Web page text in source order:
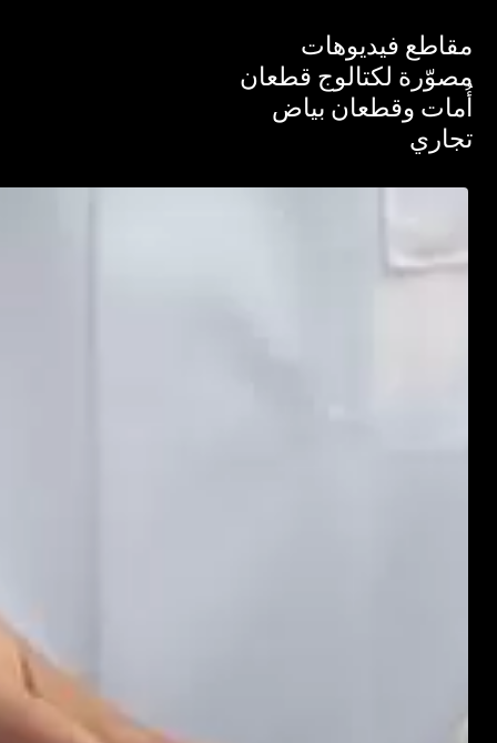
فيديوهات
لكتالوج قطعان
وقطعان بياض